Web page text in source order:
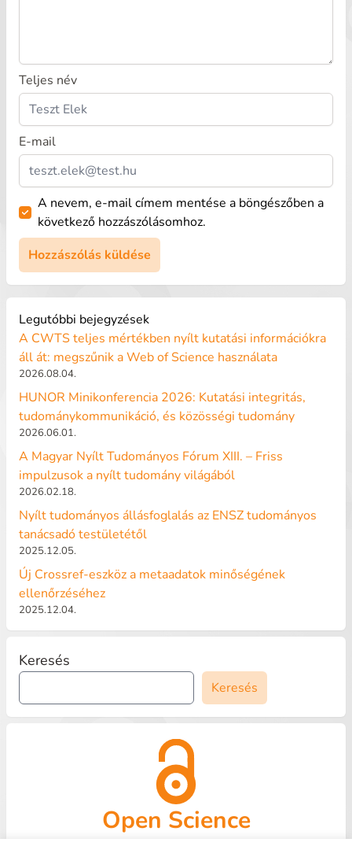
Teljes név
E-mail
A nevem, e-mail címem mentése a böngészőben a
következő hozzászólásomhoz.
Legutóbbi bejegyzések
A CWTS teljes mértékben nyílt kutatási információkra
áll át: megszűnik a Web of Science használata
2026.08.04.
HUNOR Minikonferencia 2026: Kutatási integritás,
tudománykommunikáció, és közösségi tudomány
2026.06.01.
A Magyar Nyílt Tudományos Fórum XIII. – Friss
impulzusok a nyílt tudomány világából
2026.02.18.
Nyílt tudományos állásfoglalás az ENSZ tudományos
tanácsadó testületétől
2025.12.05.
Új Crossref-eszköz a metaadatok minőségének
ellenőrzéséhez
2025.12.04.
Keresés
Keresés
Open Science